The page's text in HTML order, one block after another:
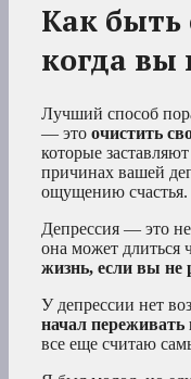
Как быть
когда вы
Лучший способ
— это очистить
которые
причинах вашей
ощущению счастья.
Депрессия — это
она может длиться
жизнь, если вы не
У депрессии нет
начал
все еще считаю